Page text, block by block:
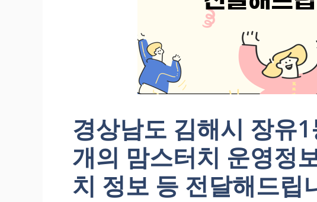
경상남도 김해시 장유
개의 맘스터치 운영정
치 정보 등 전달해드립